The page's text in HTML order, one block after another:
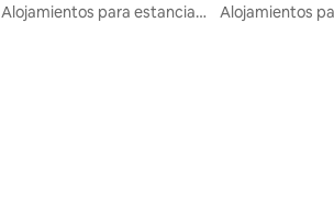
Alojamientos para estancias largas